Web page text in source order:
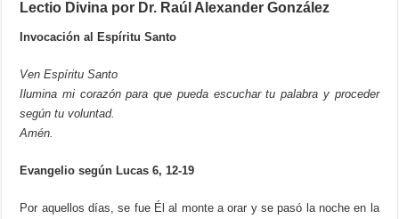
Lectio Divina por Dr. Raúl Alexander González
Invocación al Espíritu Santo
Ven Espíritu Santo
Ilumina mi corazón para que pueda escuchar tu palabra y proceder
según tu voluntad.
Amén.
Evangelio según Lucas 6, 12-19
Por aquellos días, se fue Él al monte a orar y se pasó la noche en la